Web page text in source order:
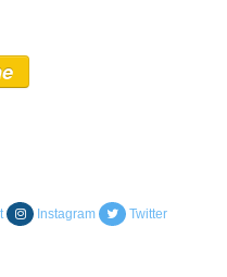
Instagram Twitter